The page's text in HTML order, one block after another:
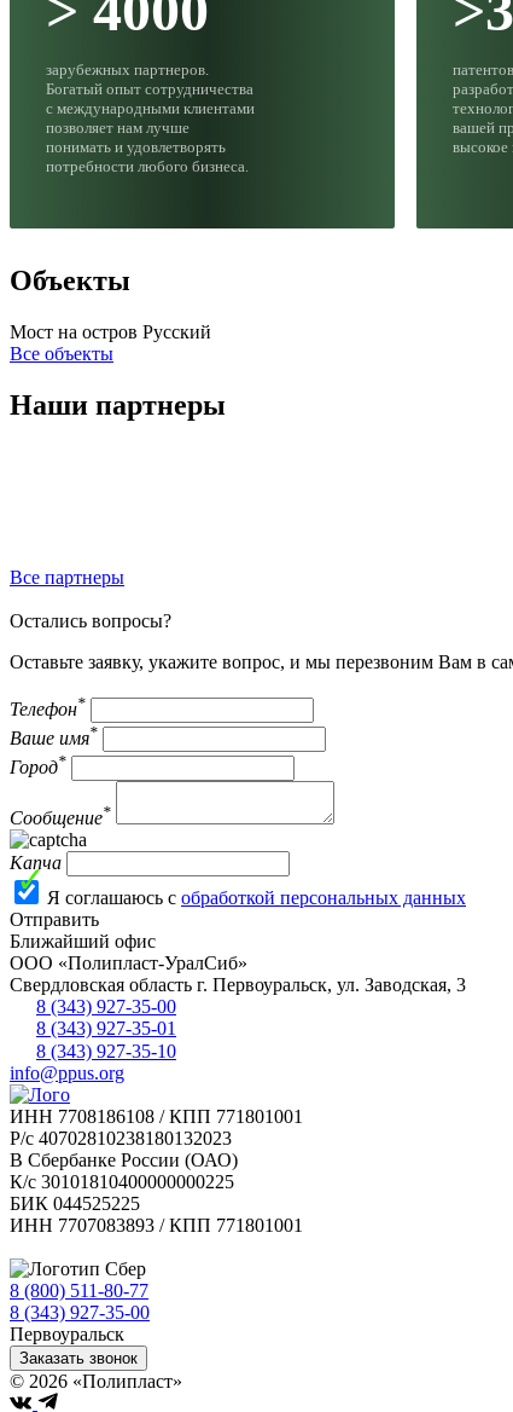
зарубежных партнеров.
Богатый опыт сотрудничества
с международными клиентами
позволяет нам лучше
понимать и удовлетворять
потребности любого бизнеса.
вашей
высокое
Объекты
Мост на остров Русский
Все объекты
Наши партнеры
Все партнеры
Остались вопросы?
Оставьте заявку, укажите вопрос, и мы перезвоним Вам в
Телефон*
Ваше имя*
Город*
Сообщение*
Капча
Я соглашаюсь с обработкой персональных данных
Отправить
Ближайший офис
ООО «Полипласт-УралСиб»
Свердловская область г. Первоуральск, ул. Заводская, 3
8 (343) 927-35-00
8 (343) 927-35-01
8 (343) 927-35-10
info@ppus.org
ИНН 7708186108 / КПП 771801001
Р/с 40702810238180132023
В Сбербанке России (ОАО)
К/с 30101810400000000225
БИК 044525225
ИНН 7707083893 / КПП 771801001
8 (800) 511-80-77
8 (343) 927-35-00
Первоуральск
Заказать звонок
© 2026 «Полипласт»